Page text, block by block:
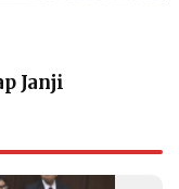
Janji